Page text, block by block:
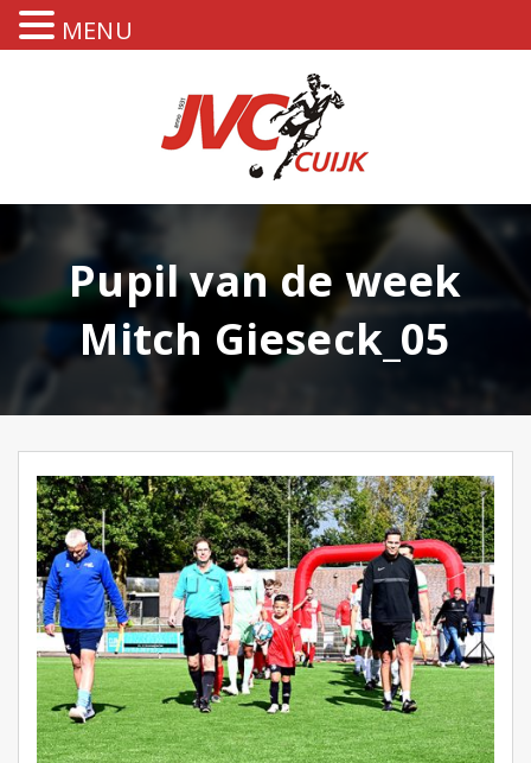
Pupil van de week
Mitch Gieseck_05
MENU